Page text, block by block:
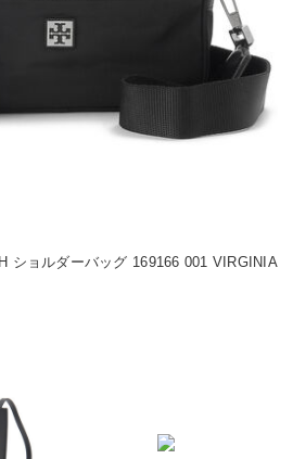
ショルダーバッグ 169166 001 VIRGINIA